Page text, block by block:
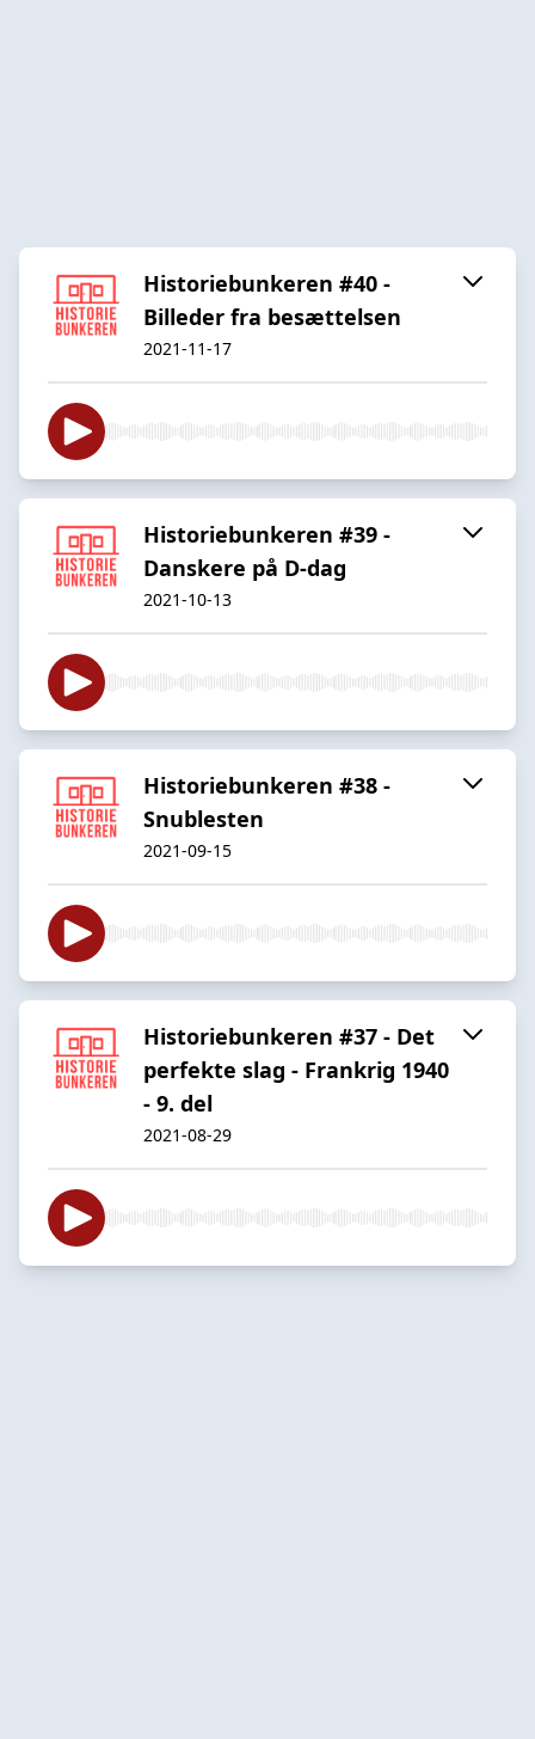
Historiebunkeren #40 -
Billeder fra besættelsen
2021-11-17
Historiebunkeren #39 -
Danskere på D-dag
2021-10-13
Historiebunkeren #38 -
Snublesten
2021-09-15
Historiebunkeren #37 - Det
perfekte slag - Frankrig 1940
- 9. del
2021-08-29